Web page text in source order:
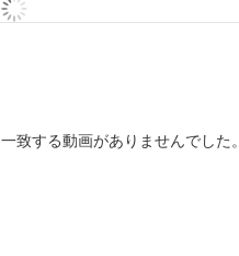
一致する動画がありませんでした。